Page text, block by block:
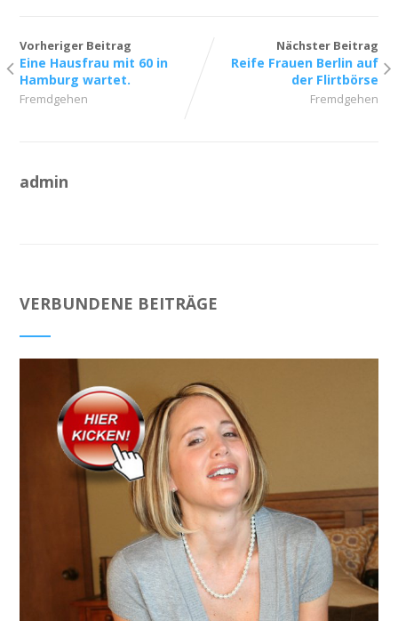
Vorheriger Beitrag
Eine Hausfrau mit 60 in
Hamburg wartet.
Fremdgehen
Nächster Beitrag
Reife Frauen Berlin auf
der Flirtbörse
Fremdgehen
admin
VERBUNDENE BEITRÄGE